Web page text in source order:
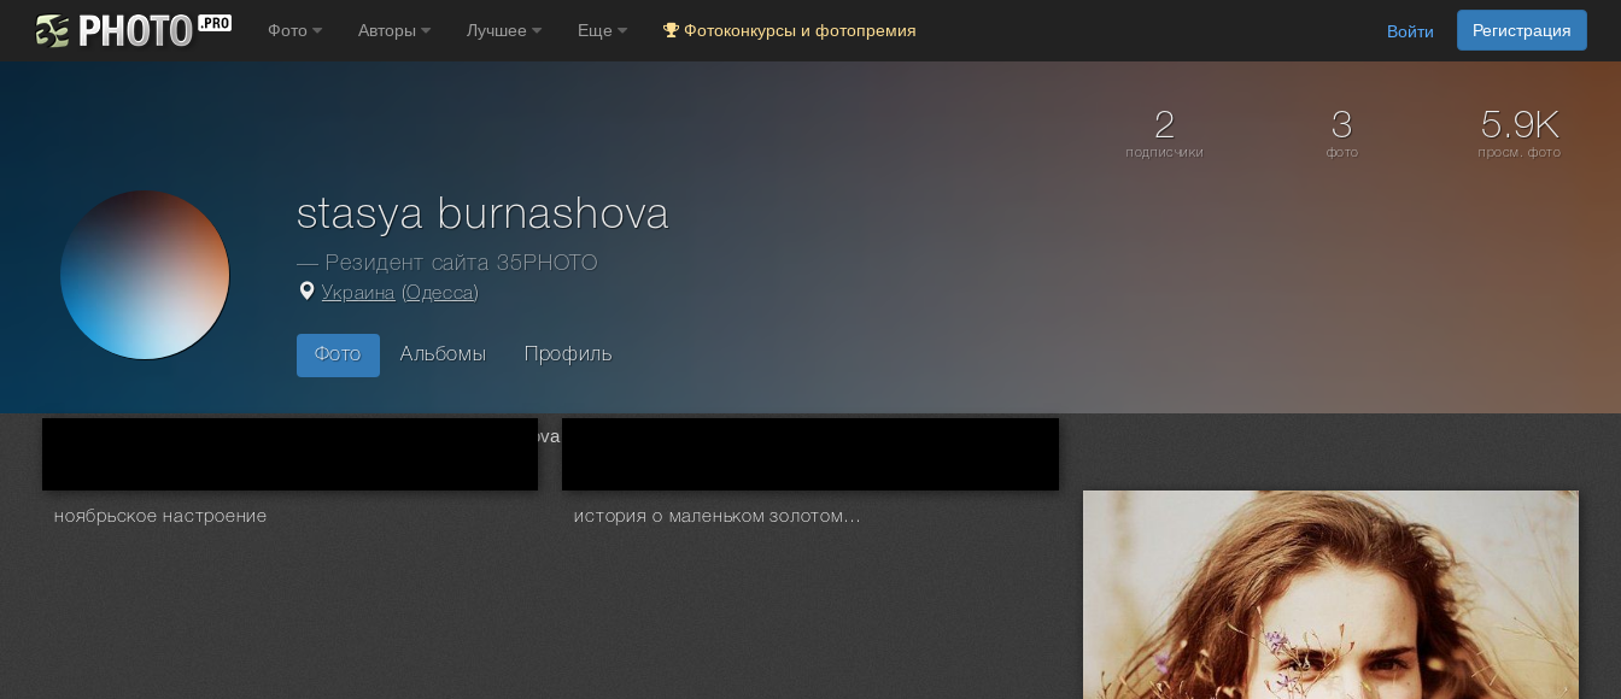
Фото Авторы Лучшее Еще Фотоконкурсы и фотопремия Войти Регистрация
2
подписчики
3
фото
5.9K
просм. фото
stasya burnashova
— Резидент сайта 35PHOTO
Украина (Одесса)
Фото Альбомы Профиль
stasya burnashova
ноябрьское настроение история о маленьком золотом друге